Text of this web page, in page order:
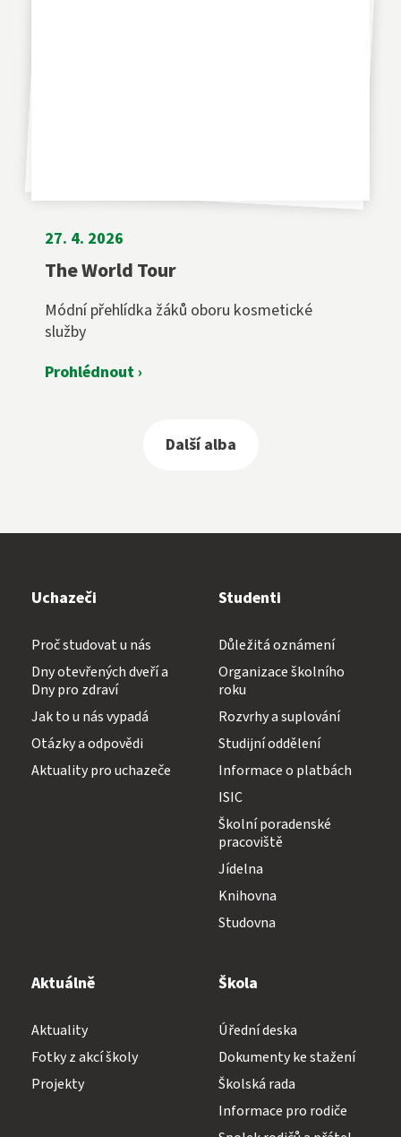
27. 4. 2026
The World Tour
Módní přehlídka žáků oboru kosmetické
služby
Prohlédnout ›
Další alba
Uchazeči
Proč studovat u nás
Dny otevřených dveří a
Dny pro zdraví
Jak to u nás vypadá
Otázky a odpovědi
Aktuality pro uchazeče
Studenti
Důležitá oznámení
Organizace školního
roku
Rozvrhy a suplování
Studijní oddělení
Informace o platbách
ISIC
Školní poradenské
pracoviště
Jídelna
Knihovna
Studovna
Aktuálně
Aktuality
Fotky z akcí školy
Projekty
Škola
Úřední deska
Dokumenty ke stažení
Školská rada
Informace pro rodiče